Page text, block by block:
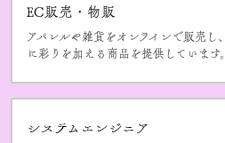
EC販売・物販
アパレルや雑貨をオンラインで販売し、
に彩りを加える商品を提供しています。
システムエンジニア